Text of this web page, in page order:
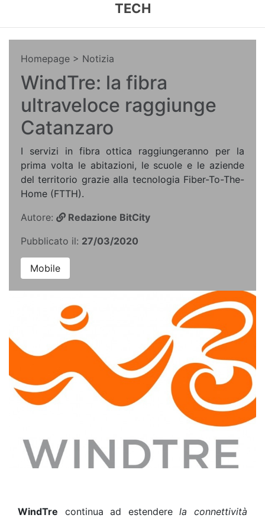
TECH
Homepage > Notizia
WindTre: la fibra
ultraveloce raggiunge
Catanzaro
I servizi in fibra ottica raggiungeranno per la
prima volta le abitazioni, le scuole e le aziende
del territorio grazie alla tecnologia Fiber-To-The-
Home (FTTH).
Autore:
Redazione BitCity
Pubblicato il: 27/03/2020
Mobile
WindTre continua ad estenderela connettività